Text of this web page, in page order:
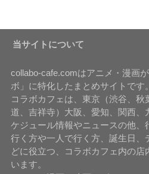
当サイトについて
collabo-cafe.comはアニメ・漫画
ボ」に特化したまとめサイトです。
コラボカフェは、東京（渋谷、秋
道、吉祥寺）大阪、愛知、関西、
ケジュール情報やニュースの他
行く方や一人で行く方、誕生日、
どに役立つ、コラボカフェ内の店
います。